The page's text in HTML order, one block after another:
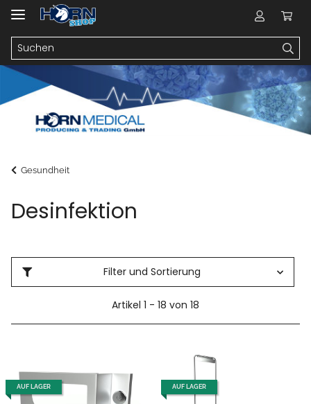
Gesundheit
Desinfektion
Filter und Sortierung
Artikel 1 - 18 von 18
AUF LAGER AUF LAGER